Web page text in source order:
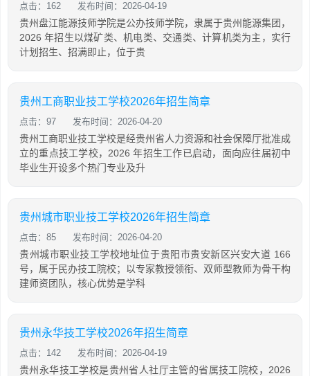
点击：162 发布时间：2026-04-19
贵州盘江能源技师学院是公办技师学院，隶属于贵州能源集团，
2026 年招生以煤矿类、机电类、交通类、计算机类为主，实行
计划招生、招满即止，位于贵
贵州工商职业技工学校2026年招生简章
点击：97 发布时间：2026-04-20
贵州工商职业技工学校是经贵州省人力资源和社会保障厅批准成
立的重点技工学校，2026 年招生工作已启动，面向应往届初中
毕业生开设多个热门专业及升
贵州城市职业技工学校2026年招生简章
点击：85 发布时间：2026-04-20
贵州城市职业技工学校地址位于贵阳市贵安新区兴安大道 166
号，属于民办技工院校；以专家教授领衔、双师型教师为骨干构
建师资团队，核心优势是学科
贵州永华技工学校2026年招生简章
点击：142 发布时间：2026-04-19
贵州永华技工学校是贵州省人社厅主管的省属技工院校，2026